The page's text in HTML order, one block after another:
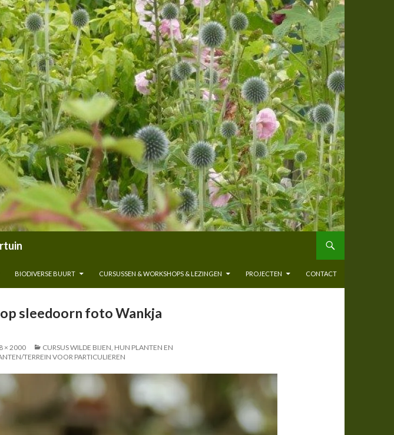
BIODIVERSE BUURT CURSUSSEN & WORKSHOPS & LEZINGEN PROJECTEN CONTACT
op sleedoorn foto Wankja
× 2000
CURSUS WILDE BIJEN, HUN PLANTEN EN
TERREIN VOOR PARTICULIEREN